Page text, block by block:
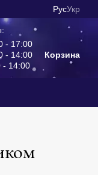
РусУкр
- 17:00
- 14:00
- 14:00
Корзина